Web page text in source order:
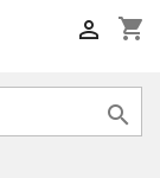
shopping_cart

